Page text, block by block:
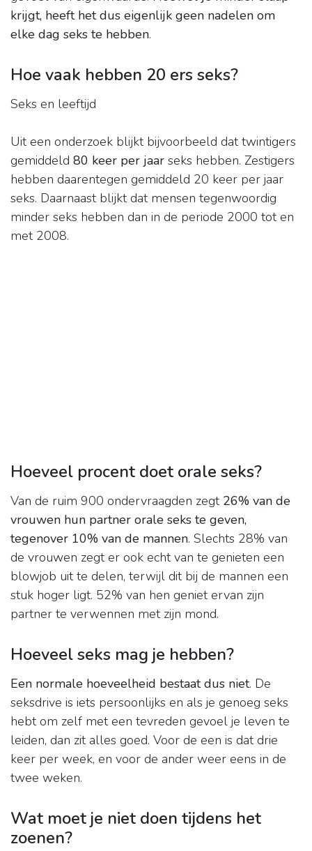
krijgt, heeft het dus eigenlijk geen nadelen om
elke dag seks te hebben.
Hoe vaak hebben 20 ers seks?
Seks en leeftijd
Uit een onderzoek blijkt bijvoorbeeld dat twintigers
gemiddeld 80 keer per jaar seks hebben. Zestigers
hebben daarentegen gemiddeld 20 keer per jaar
seks. Daarnaast blijkt dat mensen tegenwoordig
minder seks hebben dan in de periode 2000 tot en
met 2008.
Hoeveel procent doet orale seks?
Van de ruim 900 ondervraagden zegt 26% van de
vrouwen hun partner orale seks te geven,
tegenover 10% van de mannen. Slechts 28% van
de vrouwen zegt er ook echt van te genieten een
blowjob uit te delen, terwijl dit bij de mannen een
stuk hoger ligt. 52% van hen geniet ervan zijn
partner te verwennen met zijn mond.
Hoeveel seks mag je hebben?
Een normale hoeveelheid bestaat dus niet. De
seksdrive is iets persoonlijks en als je genoeg seks
hebt om zelf met een tevreden gevoel je leven te
leiden, dan zit alles goed. Voor de een is dat drie
keer per week, en voor de ander weer eens in de
twee weken.
Wat moet je niet doen tijdens het
zoenen?